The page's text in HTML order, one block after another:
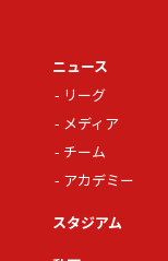
ニュース
リーグ
メディア
チーム
アカデミー
スタジアム